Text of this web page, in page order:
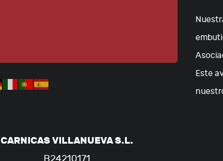
Este
CARNICAS VILLANUEVA S.L.
B24210171